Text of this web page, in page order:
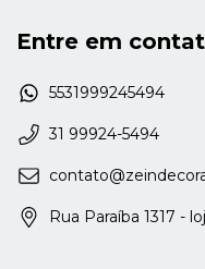
Entre em
5531999245494
31 99924-5494
Rua Paraíba 1317 -